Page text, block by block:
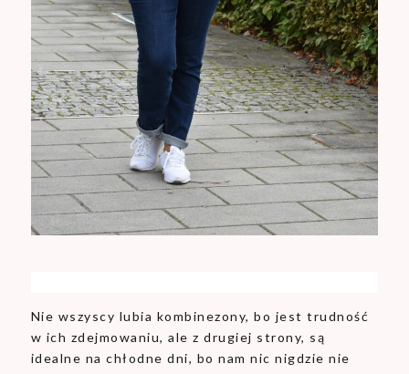
Nie wszyscy lubia kombinezony, bo jest trudność
w ich zdejmowaniu, ale z drugiej strony, są
idealne na chłodne dni, bo nam nic nigdzie nie